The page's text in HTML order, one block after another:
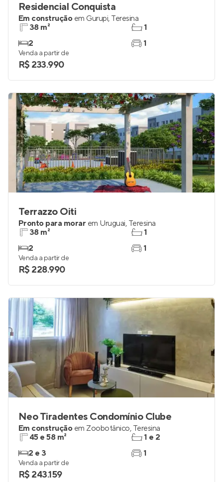
Residencial Conquista
Em construção em Gurupi, Teresina
38 m²
2
1
1
Venda a partir de
R$ 233.990
Terrazzo Oiti
Pronto para morar em Uruguai, Teresina
38 m²
2
1
1
Venda a partir de
R$ 228.990
Neo Tiradentes Condomínio Clube
Em construção em Zoobotânico, Teresina
45 e 58 m²
2 e 3
1 e 2
1
Venda a partir de
R$ 243.159